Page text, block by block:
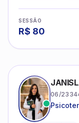
SESSÃO
R$ 80
06/